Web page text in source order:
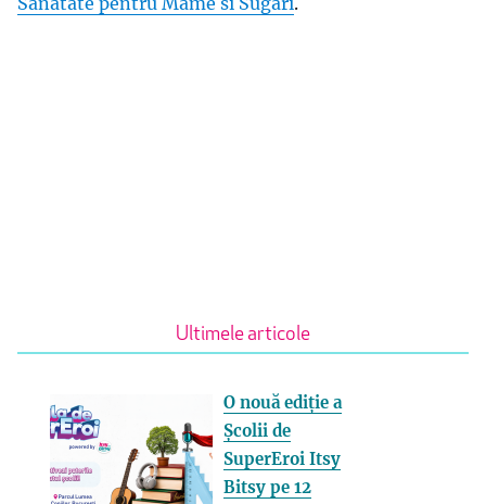
Ultimele articole
O nouă ediție a
Școlii de
SuperEroi Itsy
Bitsy pe 12